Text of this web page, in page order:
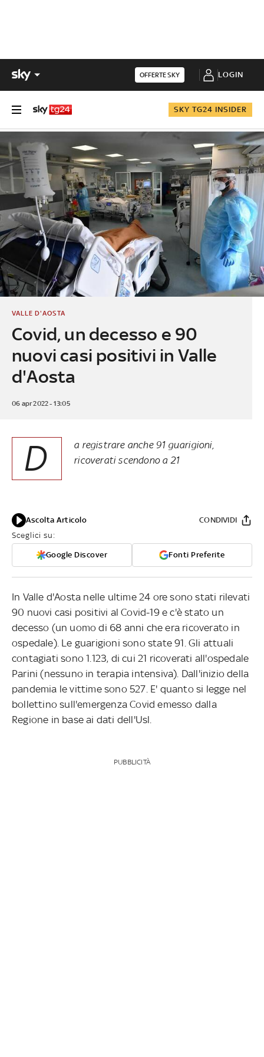
OFFERTE SKY LOGIN
SKY TG24 INSIDER
Covid, un decesso e 90
nuovi casi positivi in Valle
d'Aosta
VALLE D'AOSTA
06 apr 2022 - 13:05
D
a registrare anche 91 guarigioni,
ricoverati scendono a 21
Ascolta Articolo
Sceglici su:
Google Discover Fonti Preferite
CONDIVIDI
In Valle d'Aosta nelle ultime 24 ore sono stati rilevati
90 nuovi casi positivi al Covid-19 e c'è stato un
decesso (un uomo di 68 anni che era ricoverato in
ospedale). Le guarigioni sono state 91. Gli attuali
contagiati sono 1.123, di cui 21 ricoverati all'ospedale
Parini (nessuno in terapia intensiva). Dall'inizio della
pandemia le vittime sono 527. E' quanto si legge nel
bollettino sull'emergenza Covid emesso dalla
Regione in base ai dati dell'Usl.
PUBBLICITÀ